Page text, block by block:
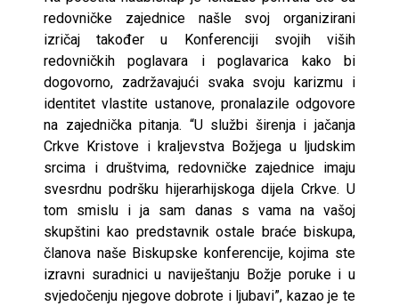
redovničke zajednice našle svoj organizirani
izričaj također u Konferenciji svojih viših
redovničkih poglavara i poglavarica kako bi
dogovorno, zadržavajući svaka svoju karizmu i
identitet vlastite ustanove, pronalazile odgovore
na zajednička pitanja. “U službi širenja i jačanja
Crkve Kristove i kraljevstva Božjega u ljudskim
srcima i društvima, redovničke zajednice imaju
svesrdnu podršku hijerarhijskoga dijela Crkve. U
tom smislu i ja sam danas s vama na vašoj
skupštini kao predstavnik ostale braće biskupa,
članova naše Biskupske konferencije, kojima ste
izravni suradnici u naviještanju Božje poruke i u
svjedočenju njegove dobrote i ljubavi”, kazao je te